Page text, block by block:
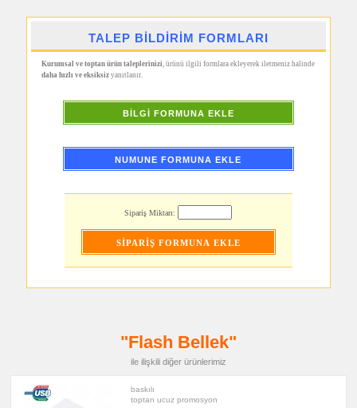
TALEP BİLDİRİM FORMLARI
Kurumsal ve toptan ürün taleplerinizi, ürünü ilgili formlara ekleyerek iletmeniz halinde
daha hızlı ve eksiksizyanıtlanır.
BİLGİ FORMUNA EKLE
NUMUNE FORMUNA EKLE
Sipariş Miktarı:
"Flash Bellek"
ile ilişkili diğer ürünlerimiz
baskılı
toptan ucuz promosyon
&
Küllük
promosyon
Çanta
Kablosu
Takvim
&